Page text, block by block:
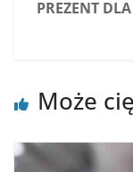
PREZENT
Może